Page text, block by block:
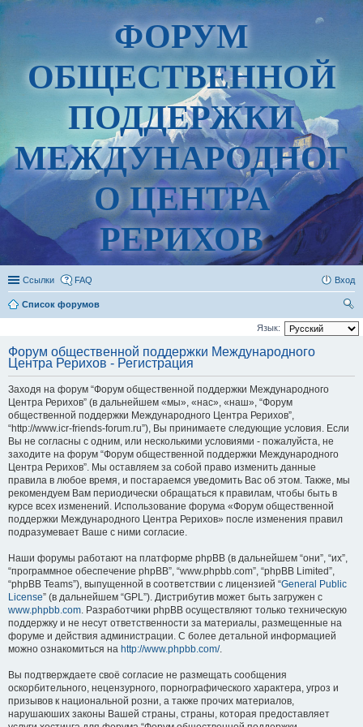
ФОРУМ
ОБЩЕСТВЕННОЙ
ПОДДЕРЖКИ
МЕЖДУНАРОДНОГ
О ЦЕНТРА
РЕРИХОВ
Ссылки FAQ Вход
Список форумов
ои
Язык:
Форум общественной поддержки Международного
Центра Рерихов - Регистрация
Заходя на форум “Форум общественной поддержки Международного
Центра Рерихов” (в дальнейшем «мы», «нас», «наш», “Форум
общественной поддержки Международного Центра Рерихов”,
“http://www.icr-friends-forum.ru”), Вы принимаете следующие условия. Если
Вы не согласны с одним, или несколькими условиями - пожалуйста, не
заходите на форум “Форум общественной поддержки Международного
Центра Рерихов”. Мы оставляем за собой право изменить данные
правила в любое время, и постараемся уведомить Вас об этом. Также, мы
рекомендуем Вам периодически обращаться к правилам, чтобы быть в
курсе всех изменений. Использование форума «Форум общественной
поддержки Международного Центра Рерихов» после изменения правил
подразумевает Ваше с ними согласие.
Наши форумы работают на платформе phpBB (в дальнейшем “они”, “их”,
“программное обеспечение phpBB”, “www.phpbb.com”, “phpBB Limited”,
“phpBB Teams”), выпущенной в соответствии с лицензией “General Public
License” (в дальнейшем “GPL”). Дистрибутив может быть загружен с
www.phpbb.com. Разработчики phpBB осуществляют только техническую
поддержку и не несут ответственности за материалы, размещенные на
форуме и действия администрации. С более детальной информацией
можно ознакомиться на http://www.phpbb.com/.
Вы подтверждаете своё согласие не размещать сообщения
оскорбительного, нецензурного, порнографического характера, угроз и
призывов к национальной розни, а также прочих материалов,
нарушаюших законы Вашей страны, страны, которая предоставляет